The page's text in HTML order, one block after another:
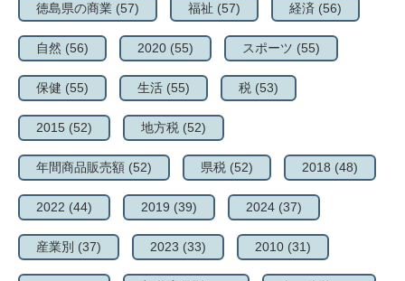
徳島県の商業 (57) 福祉 (57) 経済 (56)
自然 (56) 2020 (55) スポーツ (55)
保健 (55) 生活 (55) 税 (53)
2015 (52) 地方税 (52)
年間商品販売額 (52) 県税 (52) 2018 (48)
2022 (44) 2019 (39) 2024 (37)
産業別 (37) 2023 (33) 2010 (31)